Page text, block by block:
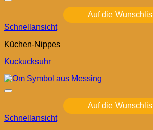
Auf die
Schnellansicht
Küchen-Nippes
Kuckucksuhr
Auf die
Schnellansicht